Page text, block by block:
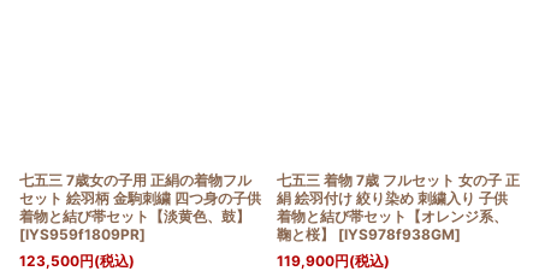
七五三 7歳女の子用 正絹の着物フル
セット 絵羽柄 金駒刺繍 四つ身の子供
着物と結び帯セット【淡黄色、鼓】
[IYS959f1809PR]
123,500円(税込)
七五三 着物 7歳 フルセット 女の子 正
絹 絵羽付け 絞り染め 刺繍入り 子供
着物と結び帯セット【オレンジ系、
鞠と桜】
[IYS978f938GM]
119,900円(税込)